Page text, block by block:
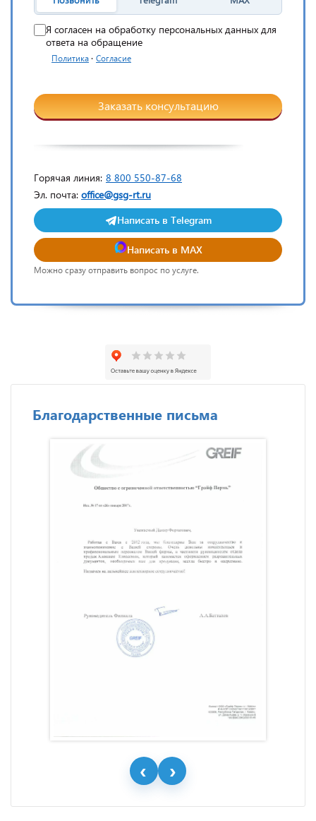
Я согласен на обработку персональных данных для
ответа на обращение
Политика · Согласие
Заказать консультацию
Горячая линия: 8 800 550-87-68
Эл. почта: office@gsg-rt.ru
Написать в Telegram
Написать в MAX
Можно сразу отправить вопрос по услуге.
Благодарственные письма